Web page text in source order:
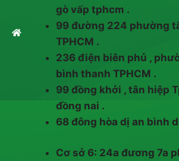
gò vấp tphcm .
99 đường 224 phường
TPHCM .
236 điện biên phủ ,
bình thanh TPHCM .
99 đồng khởi , tân hiệp
đồng nai .
68 đông hòa dị an bình
Cơ sở 6: 24a đương 7a